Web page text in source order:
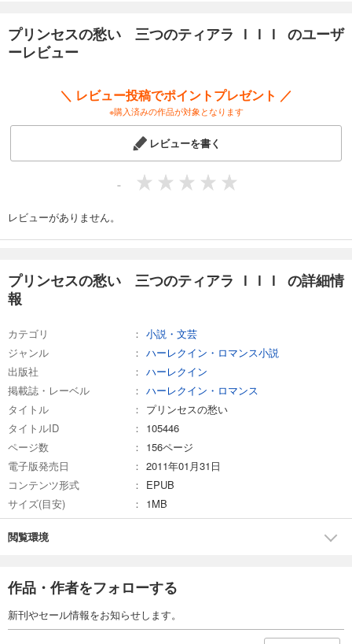
プリンセスの愁い 三つのティアラ ＩＩＩ のユーザ
ーレビュー
＼ レビュー投稿でポイントプレゼント ／
※購入済みの作品が対象となります
レビューを書く
-
レビューがありません。
プリンセスの愁い 三つのティアラ ＩＩＩ の詳細情
報
カテゴリ
小説・文芸
ジャンル
ハーレクイン・ロマンス小説
出版社
ハーレクイン
掲載誌・レーベル
ハーレクイン・ロマンス
タイトル
プリンセスの愁い
タイトルID
105446
ページ数
156ページ
電子版発売日
2011年01月31日
コンテンツ形式
EPUB
サイズ(目安)
1MB
閲覧環境
作品・作者をフォローする
新刊やセール情報をお知らせします。